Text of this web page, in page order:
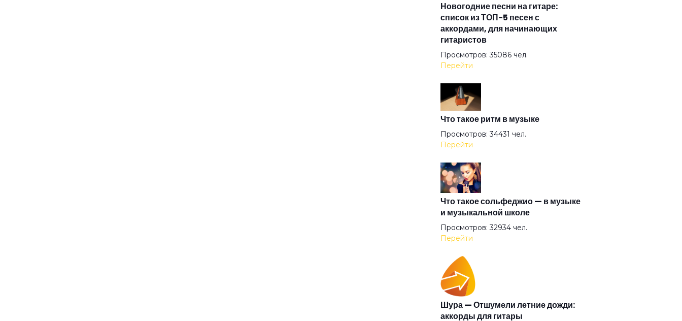
Космос
Мама
Место под солнцем
Многоточие
Не переплыть
Не теряй меня
Небо в алмазах
Невероятный день
Новогодние песни на гитаре:
список из ТОП-5 песен с
аккордами, для начинающих
гитаристов
Просмотров: 35086 чел.
Перейти
Что такое ритм в музыке
Просмотров: 34431 чел.
Перейти
Что такое сольфеджио — в музыке
и музыкальной школе
Просмотров: 32934 чел.
Перейти
Шура — Отшумели летние дожди:
аккорды для гитары